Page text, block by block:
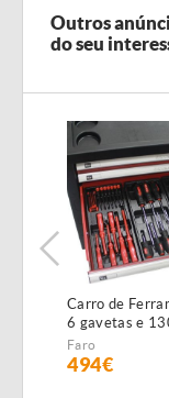
Outros
do seu
Carro de
6 gavetas e
NOVO - c/
Faro
494€